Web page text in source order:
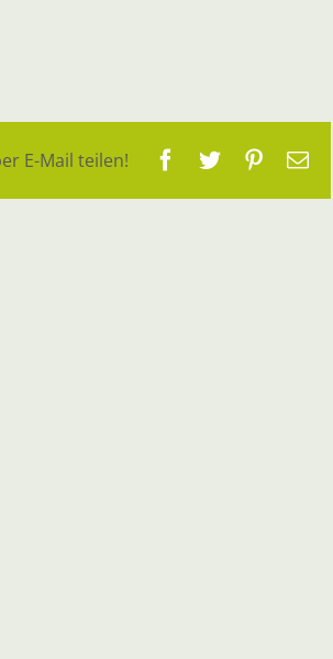
E-Mail teilen! Facebook
TwitterPinterest
E-